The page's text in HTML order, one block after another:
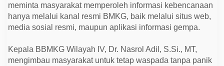
meminta masyarakat memperoleh informasi kebencanaan
hanya melalui kanal resmi BMKG, baik melalui situs web,
media sosial resmi, maupun aplikasi informasi gempa.
Kepala BBMKG Wilayah IV, Dr. Nasrol Adil, S.Si., MT,
mengimbau masyarakat untuk tetap waspada tanpa panik